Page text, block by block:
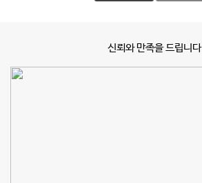
신뢰와 만족을 드립니다